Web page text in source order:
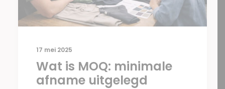
17 mei 2025
Wat is MOQ: minimale
afname uitgelegd